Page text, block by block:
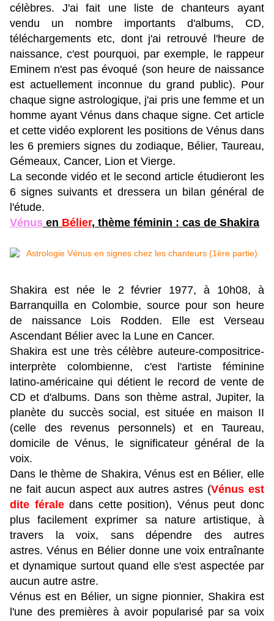
célèbres. J'ai fait une liste de chanteurs ayant
vendu un nombre importants d'albums, CD,
téléchargements etc, dont j'ai retrouvé l'heure de
naissance, c'est pourquoi, par exemple, le rappeur
Eminem n'est pas évoqué (son heure de naissance
est actuellement inconnue du grand public). Pour
chaque signe astrologique, j'ai pris une femme et un
homme ayant Vénus dans chaque signe. Cet article
et cette vidéo explorent les positions de Vénus dans
les 6 premiers signes du zodiaque, Bélier, Taureau,
Gémeaux, Cancer, Lion et Vierge.
La seconde vidéo et le second article étudieront les
6 signes suivants et dressera un bilan général de
l'étude.
Vénus en Bélier, thème féminin : cas de Shakira
Shakira est née le 2 février 1977, à 10h08, à
Barranquilla en Colombie, source pour son heure
de naissance Lois Rodden. Elle est Verseau
Ascendant Bélier avec la Lune en Cancer.
Shakira est une très célèbre auteure-compositrice-
interprète colombienne, c'est l'artiste féminine
latino-américaine qui détient le record de vente de
CD et d'albums. Dans son thème astral, Jupiter, la
planète du succès social, est située en maison II
(celle des revenus personnels) et en Taureau,
domicile de Vénus, le significateur général de la
voix.
Dans le thème de Shakira, Vénus est en Bélier, elle
ne fait aucun aspect aux autres astres (Vénus est
dite féraledans cette position), Vénus peut donc
plus facilement exprimer sa nature artistique, à
travers la voix, sans dépendre des autres
astres. Vénus en Bélier donne une voix entraînante
et dynamique surtout quand elle s'est aspectée par
aucun autre astre.
Vénus est en Bélier, un signe pionnier, Shakira est
l'une des premières à avoir popularisé par sa voix